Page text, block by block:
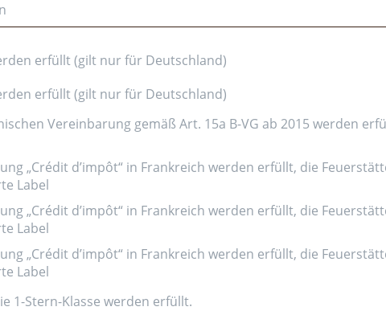
erfüllt (gilt nur für Deutschland)
erfüllt (gilt nur für Deutschland)
Vereinbarung gemäß Art. 15a B-VG ab 2015 werden
„Crédit d’impôt“ in Frankreich werden erfüllt, die
Label
„Crédit d’impôt“ in Frankreich werden erfüllt, die
Label
„Crédit d’impôt“ in Frankreich werden erfüllt, die
Label
1-Stern-Klasse werden erfüllt.